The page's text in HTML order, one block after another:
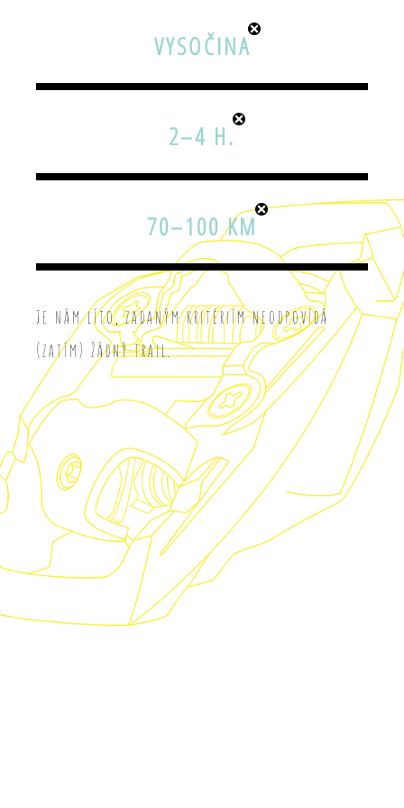
VYSOČINA
2–4 H.
70–100 KM
Je nám líto, zadaným kritériím neodpovídá
(zatím) žádný trail.